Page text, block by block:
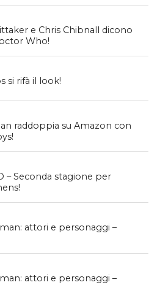
e Chris Chibnall dicono
Who!
si rifà il look!
raddoppia su Amazon con
– Seconda stagione per
attori e personaggi –
attori e personaggi –